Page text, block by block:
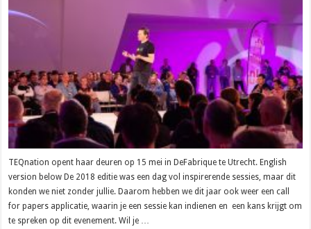
TEQnation opent haar deuren op 15 mei in DeFabrique te Utrecht. English
version below De 2018 editie was een dag vol inspirerende sessies, maar dit
konden we niet zonder jullie. Daarom hebben we dit jaar ook weer een call
for papers applicatie, waarin je een sessie kan indienen en een kans krijgt om
te spreken op dit evenement. Wil je …